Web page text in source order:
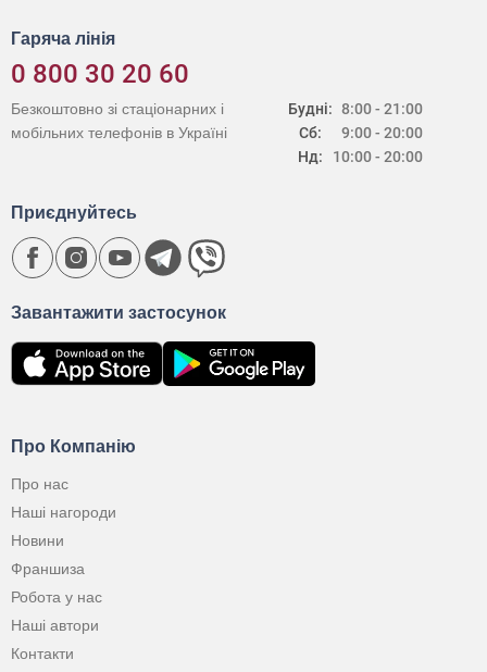
Гаряча лінія
0 800 30 20 60
Будні:
Сб:
Нд:
8:00 - 21:00
9:00 - 20:00
10:00 - 20:00
Безкоштовно зі стаціонарних і
мобільних телефонів в Україні
Про Компанію
Про нас
Наші нагороди
Новини
Франшиза
Робота у нас
Наші автори
Контакти
Завантажити застосунок
Приєднуйтесь